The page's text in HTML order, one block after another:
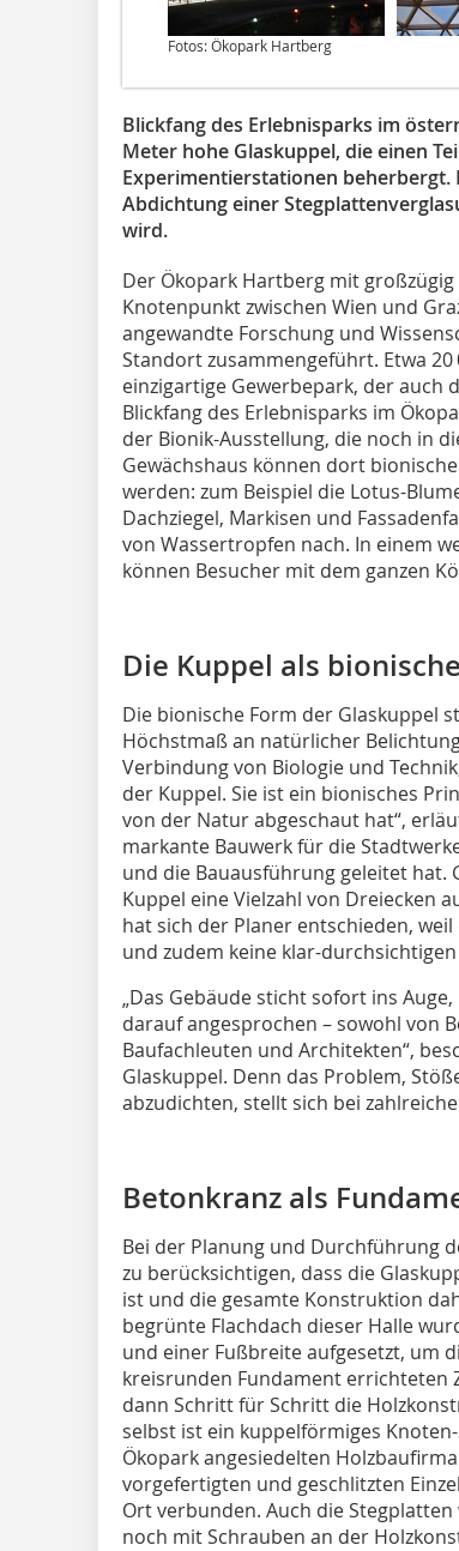
Fotos: Ökopark Hartberg
Blickfang des Erlebnisparks im
Meter hohe Glaskuppel, die einen
Experimentierstationen
Abdichtung einer
wird.
Der Ökopark Hartberg mit
Knotenpunkt zwischen Wien und
angewandte Forschung und
Standort zusammengeführt. Etwa
einzigartige Gewerbepark, der auch
Blickfang des Erlebnisparks im
der Bionik-Ausstellung, die noch in
Gewächshaus können dort
werden: zum Beispiel die Lotus-
Dachziegel, Markisen und
von Wassertropfen nach. In einem
können Besucher mit dem ganzen
Die Kuppel als
Die bionische Form der Glaskuppel
Höchstmaß an natürlicher
Verbindung von Biologie und
der Kuppel. Sie ist ein bionisches
von der Natur abgeschaut hat“,
markante Bauwerk für die
und die Bauausführung geleitet
Kuppel eine Vielzahl von Dreiecken
hat sich der Planer entschieden,
und zudem keine klar-
„Das Gebäude sticht sofort ins
darauf angesprochen – sowohl von
Baufachleuten und Architekten“,
Glaskuppel. Denn das Problem,
abzudichten, stellt sich bei
Betonkranz als
Bei der Planung und Durchführung
zu berücksichtigen, dass die
ist und die gesamte Konstruktion
begrünte Flachdach dieser Halle
und einer Fußbreite aufgesetzt, um
kreisrunden Fundament errichteten
dann Schritt für Schritt die
selbst ist ein kuppelförmiges
Ökopark angesiedelten
vorgefertigten und geschlitzten
Ort verbunden. Auch die
noch mit Schrauben an der